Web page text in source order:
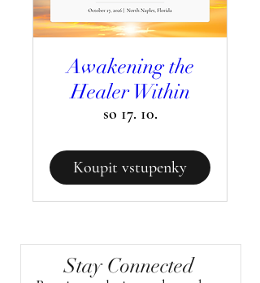
Awakening the
Healer Within
so 17. 10.
Koupit vstupenky
Stay Connected